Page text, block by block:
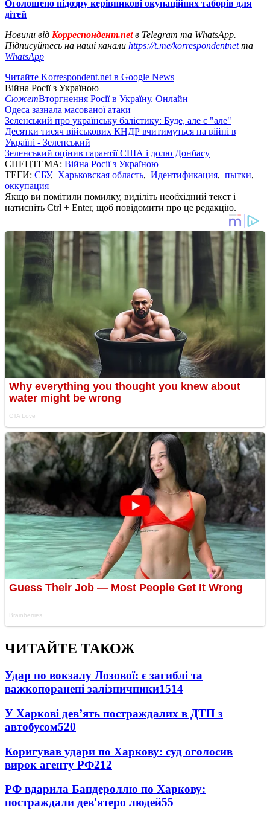
Оголошено підозру керівникові окупаційних таборів для
дітей
Новини від Корреспондент.netв Telegram та WhatsApp.
Підписуйтесь на наші канали https://t.me/korrespondentnetта
WhatsApp
Читайте Korrespondent.net в Google News
Війна Росії з Україною
СюжетВторгнення Росії в Україну. Онлайн
Одеса зазнала масованої атаки
Зеленський про українську балістику: Буде, але є "але"
Десятки тисяч військових КНДР вчитимуться на війні в
Україні - Зеленський
Зеленський оцінив гарантії США і долю Донбасу
СПЕЦТЕМА: Війна Росії з Україною
ТЕГИ: СБУ, Харьковская область, Идентификация, пытки,
оккупация
Якщо ви помітили помилку, виділіть необхідний текст і
натисніть Ctrl + Enter, щоб повідомити про це редакцію.
ЧИТАЙТЕ ТАКОЖ
Удар по вокзалу Лозової: є загиблі та
важкопоранені залізничники1514
У Харкові дев’ять постраждалих в ДТП з
автобусом520
Коригував удари по Харкову: суд оголосив
вирок агенту РФ212
РФ вдарила Бандероллю по Харкову:
постраждали дев'ятеро людей55